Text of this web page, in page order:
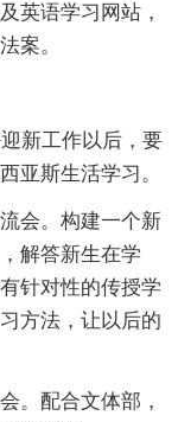
英语学习网站，
案。
新工作以后，要
亚斯生活学习。
会。构建一个新
解答新生在学
针对性的传授学
方法，让以后的
。配合文体部，